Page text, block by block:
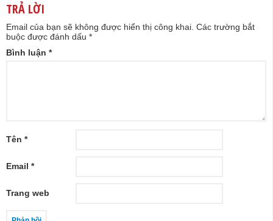
TRẢ LỜI
Email của bạn sẽ không được hiển thị công khai. Các trường bắt
buộc được đánh dấu *
Bình luận *
Tên *
Email *
Trang web